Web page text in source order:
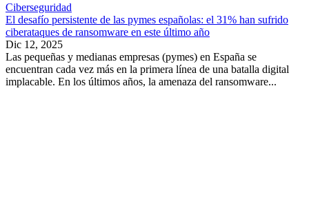
Ciberseguridad
El desafío persistente de las pymes españolas: el 31% han sufrido
ciberataques de ransomware en este último año
Dic 12, 2025
Las pequeñas y medianas empresas (pymes) en España se
encuentran cada vez más en la primera línea de una batalla digital
implacable. En los últimos años, la amenaza del ransomware...